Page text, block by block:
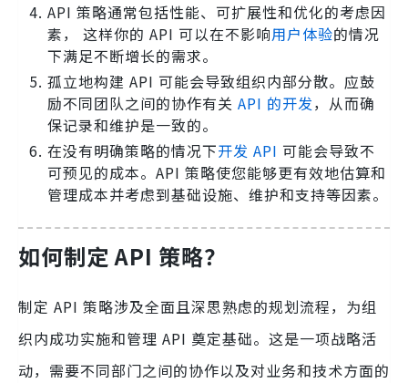
API 策略通常包括性能、可扩展性和优化的考虑因
素， 这样你的 API 可以在不影响用户体验的情况
下满足不断增长的需求。
孤立地构建 API 可能会导致组织内部分散。应鼓
励不同团队之间的协作有关 API 的开发，从而确
保记录和维护是一致的。
在没有明确策略的情况下开发 API 可能会导致不
可预见的成本。API 策略使您能够更有效地估算和
管理成本并考虑到基础设施、维护和支持等因素。
如何制定 API 策略？
制定 API 策略涉及全面且深思熟虑的规划流程，为组
织内成功实施和管理 API 奠定基础。这是一项战略活
动，需要不同部门之间的协作以及对业务和技术方面的